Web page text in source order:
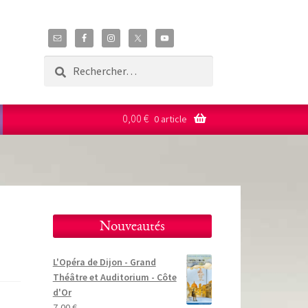
0,00 € 0 article
Nouveautés
L'Opéra de Dijon - Grand
Théâtre et Auditorium - Côte
d'Or